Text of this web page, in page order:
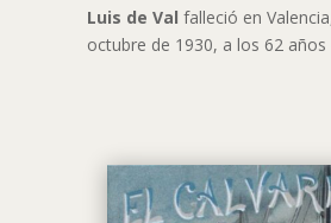
Luis de Val falleció en
octubre de 1930, a los 62 años